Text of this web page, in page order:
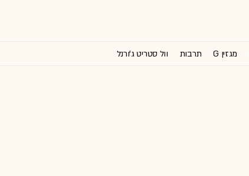
מגזין G תרבות וול סטריט ג'ורנל